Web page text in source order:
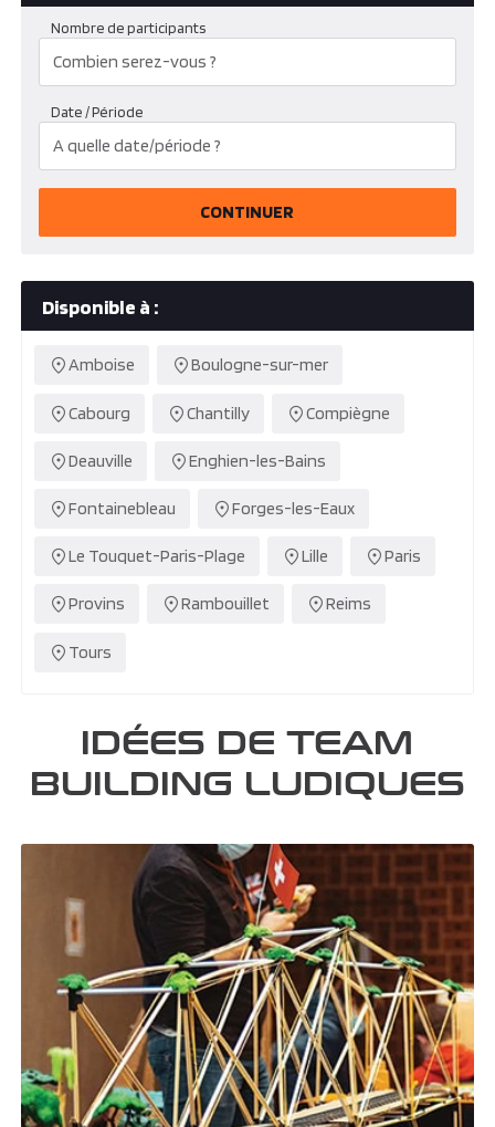
Nombre de participants
Date / Période
CONTINUER
Disponible à :
Amboise Boulogne-sur-mer
Cabourg Chantilly Compiègne
Deauville Enghien-les-Bains
Fontainebleau Forges-les-Eaux
Le Touquet-Paris-Plage Lille Paris
Provins Rambouillet Reims
Tours
IDÉES DE TEAM
BUILDING LUDIQUES